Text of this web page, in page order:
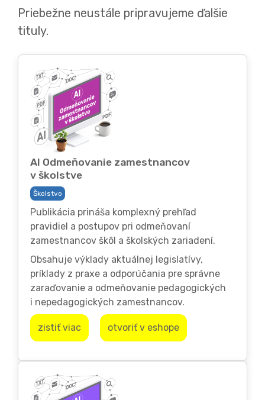
Priebežne neustále pripravujeme ďalšie
tituly.
AI Odmeňovanie zamestnancov
v školstve
Školstvo
Publikácia prináša komplexný prehľad
pravidiel a postupov pri odmeňovaní
zamestnancov škôl a školských zariadení.
Obsahuje výklady aktuálnej legislatívy,
príklady z praxe a odporúčania pre správne
zaraďovanie a odmeňovanie pedagogických
i nepedagogických zamestnancov.
zistiť viac otvoriť v eshope